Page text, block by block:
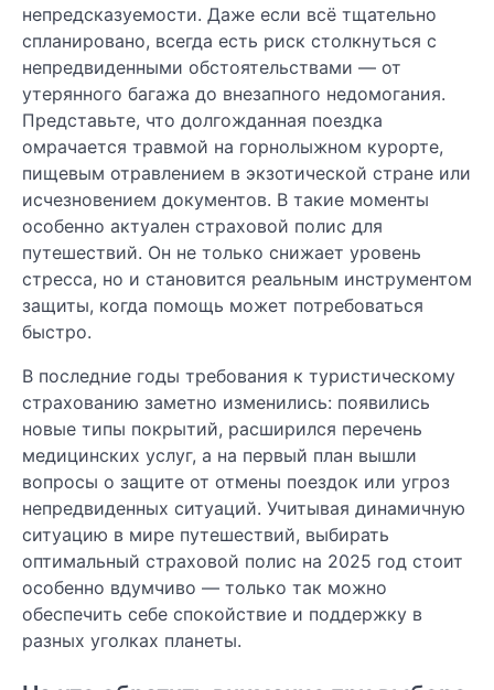
непредсказуемости. Даже если всё тщательно
спланировано, всегда есть риск столкнуться с
непредвиденными обстоятельствами — от
утерянного багажа до внезапного недомогания.
Представьте, что долгожданная поездка
омрачается травмой на горнолыжном курорте,
пищевым отравлением в экзотической стране или
исчезновением документов. В такие моменты
особенно актуален страховой полис для
путешествий. Он не только снижает уровень
стресса, но и становится реальным инструментом
защиты, когда помощь может потребоваться
быстро.
В последние годы требования к туристическому
страхованию заметно изменились: появились
новые типы покрытий, расширился перечень
медицинских услуг, а на первый план вышли
вопросы о защите от отмены поездок или угроз
непредвиденных ситуаций. Учитывая динамичную
ситуацию в мире путешествий, выбирать
оптимальный страховой полис на 2025 год стоит
особенно вдумчиво — только так можно
обеспечить себе спокойствие и поддержку в
разных уголках планеты.